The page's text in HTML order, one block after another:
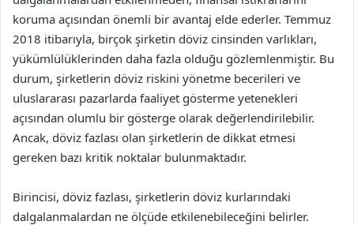
koruma açısından önemli bir avantaj elde ederler. Temmuz
2018 itibarıyla, birçok şirketin döviz cinsinden varlıkları,
yükümlülüklerinden daha fazla olduğu gözlemlenmiştir. Bu
durum, şirketlerin döviz riskini yönetme becerileri ve
uluslararası pazarlarda faaliyet gösterme yetenekleri
açısından olumlu bir gösterge olarak değerlendirilebilir.
Ancak, döviz fazlası olan şirketlerin de dikkat etmesi
gereken bazı kritik noktalar bulunmaktadır.
Birincisi, döviz fazlası, şirketlerin döviz kurlarındaki
dalgalanmalardan ne ölçüde etkilenebileceğini belirler.